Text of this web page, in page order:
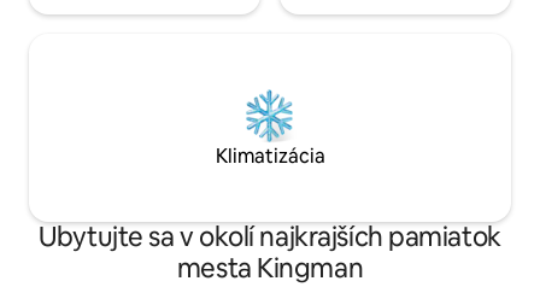
Klimatizácia
Ubytujte sa v okolí najkrajších pamiatok
mesta Kingman